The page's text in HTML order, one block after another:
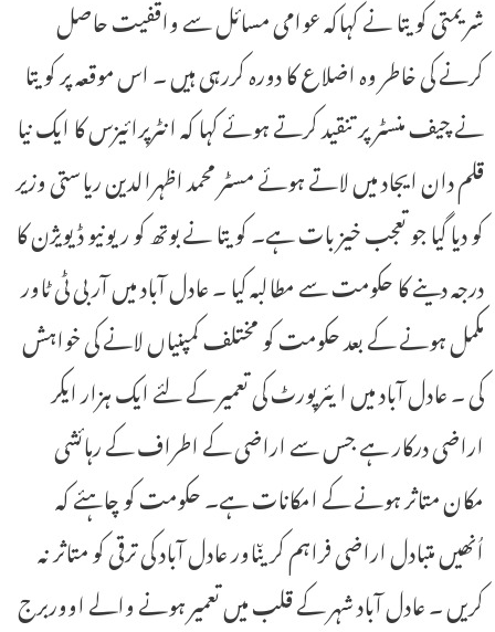
شریمتی کویتا نے کہاکہ عوامی مسائل سے واقفیت حاصل
کرنے کی خاطر وہ اضلاع کا دورہ کررہی ہیں ۔ اس موقعہ پر کویتا
نے چیف منسٹر پر تنقید کرتے ہوئے کہا کہ انٹرپرائیزس کا ایک نیا
قلم دان ایجاد میں لاتے ہوئے مسٹر محمد اظہرالدین ریاستی وزیر
کو دیا گیا جو تعجب خیز بات ہے۔ کویتا نے بوتھ کو ریونیو ڈیویژن کا
درجہ دینے کا حکومت سے مطالبہ کیا ۔ عادل آباد میں آر بی ٹی ٹاور
مکمل ہونے کے بعد حکومت کو مختلف کمپنیاں لانے کی خواہش
کی ۔ عادل آباد میں ایئرپورٹ کی تعمیر کے لئے ایک ہزار ایکر
اراضی درکار ہے جس سے اراضی کے اطراف کے رہائشی
مکان متاثر ہونے کے امکانات ہے۔ حکومت کو چاہئے کہ
اُنھیں متبادل اراضی فراہم کریںاور عادل آباد کی ترقی کو متاثر نہ
کریں ۔ عادل آباد شہر کے قلب میں تعمیر ہونے والے اووربرج